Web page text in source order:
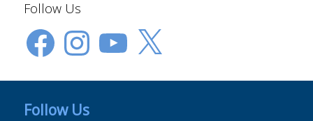
Follow Us
FacebookInstagramYouTube
X
Follow Us